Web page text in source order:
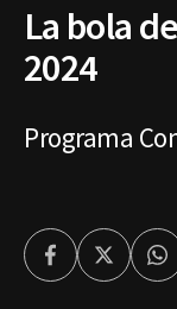
La bola
2024
Programa
FacebookTwitter